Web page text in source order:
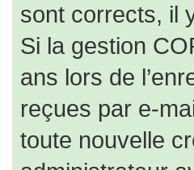
sont corrects, il
Si la gestion
ans lors de
reçues par e-
toute nouvelle